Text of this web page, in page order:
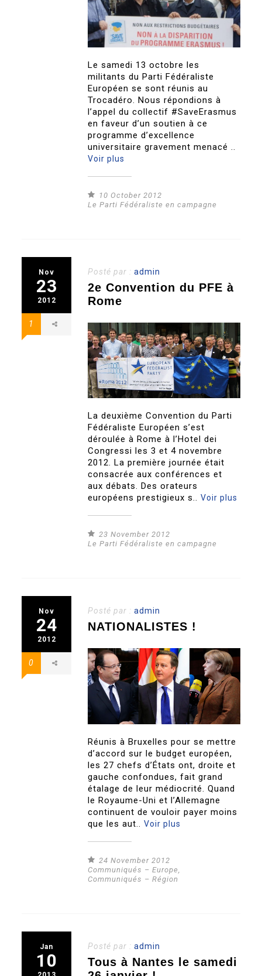
Le samedi 13 octobre les
militants du Parti Fédéraliste
Européen se sont réunis au
Trocadéro. Nous répondions à
l’appel du collectif #SaveErasmus
en faveur d’un soutien à ce
programme d’excellence
universitaire gravement menacé ..
Voir plus
10 October 2012
Le Parti Fédéraliste en campagne
Nov
23
2012
1
Posté par :admin
2e Convention du PFE à
Rome
La deuxième Convention du Parti
Fédéraliste Européen s’est
déroulée à Rome à l’Hotel dei
Congressi les 3 et 4 novembre
2012. La première journée était
consacrée aux conférences et
aux débats. Des orateurs
européens prestigieux s..Voir plus
23 November 2012
Le Parti Fédéraliste en campagne
Nov
24
2012
0
Posté par :admin
NATIONALISTES !
Réunis à Bruxelles pour se mettre
d’accord sur le budget européen,
les 27 chefs d’États ont, droite et
gauche confondues, fait grand
étalage de leur médiocrité. Quand
le Royaume-Uni et l’Allemagne
continuent de vouloir payer moins
que les aut..Voir plus
24 November 2012
Communiqués – Europe
Communiqués – Région
Jan
10
Posté par :admin
Tous à Nantes le samedi